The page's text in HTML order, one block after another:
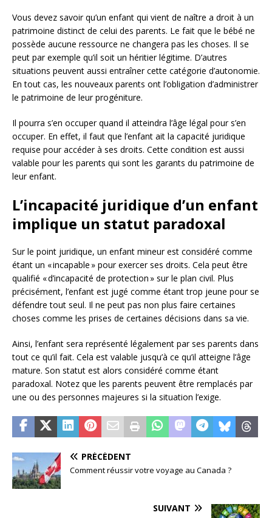
Vous devez savoir qu’un enfant qui vient de naître a droit à un
patrimoine distinct de celui des parents. Le fait que le bébé ne
possède aucune ressource ne changera pas les choses. Il se
peut par exemple qu’il soit un héritier légitime. D’autres
situations peuvent aussi entraîner cette catégorie d’autonomie.
En tout cas, les nouveaux parents ont l’obligation d’administrer
le patrimoine de leur progéniture.
Il pourra s’en occuper quand il atteindra l’âge légal pour s’en
occuper. En effet, il faut que l’enfant ait la capacité juridique
requise pour accéder à ses droits. Cette condition est aussi
valable pour les parents qui sont les garants du patrimoine de
leur enfant.
L’incapacité juridique d’un enfant
implique un statut paradoxal
Sur le point juridique, un enfant mineur est considéré comme
étant un « incapable » pour exercer ses droits. Cela peut être
qualifié « d’incapacité de protection » sur le plan civil. Plus
précisément, l’enfant est jugé comme étant trop jeune pour se
défendre tout seul. Il ne peut pas non plus faire certaines
choses comme les prises de certaines décisions dans sa vie.
Ainsi, l’enfant sera représenté légalement par ses parents dans
tout ce qu’il fait. Cela est valable jusqu’à ce qu’il atteigne l’âge
mature. Son statut est alors considéré comme étant
paradoxal. Notez que les parents peuvent être remplacés par
une ou des personnes majeures si la situation l’exige.
PRÉCÉDENT
Comment réussir votre voyage au Canada ?
SUIVANT